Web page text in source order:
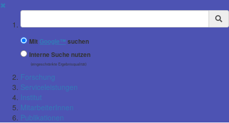
✖
Suchbegriff
Mit Google™ suchen
Interne Suche nutzen
(eingeschränkte Ergebnisqualität)
Forschung
Serviceleistungen
Institut
MitarbeiterInnen
Publikationen